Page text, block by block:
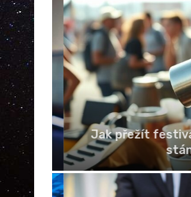
Jak přežít festival,